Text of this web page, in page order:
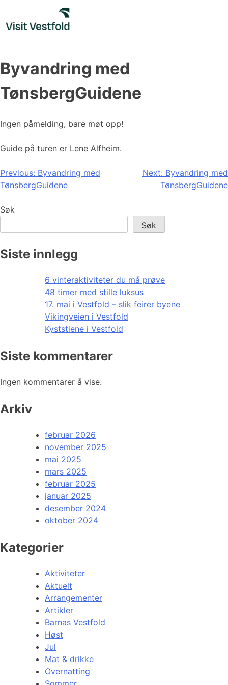
content
Byvandring med
TønsbergGuidene
Ingen påmelding, bare møt opp!
Guide på turen er Lene Alfheim.
Innleggsnavigasjon
Previous: Byvandring med
TønsbergGuidene
Next: Byvandring med
TønsbergGuidene
Søk
Søk
Siste innlegg
6 vinteraktiviteter du må prøve
48 timer med stille luksus
17. mai i Vestfold – slik feirer byene
Vikingveien i Vestfold
Kyststiene i Vestfold
Siste kommentarer
Ingen kommentarer å vise.
Arkiv
februar 2026
november 2025
mai 2025
mars 2025
februar 2025
januar 2025
desember 2024
oktober 2024
Kategorier
Aktiviteter
Aktuelt
Arrangementer
Artikler
Barnas Vestfold
Høst
Jul
Mat & drikke
Overnatting